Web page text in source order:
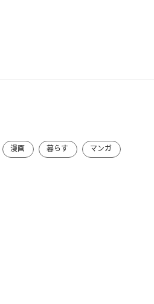
漫画 暮らす マンガ